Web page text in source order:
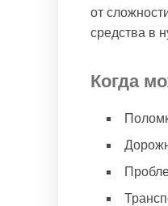
от
средства в
Когда